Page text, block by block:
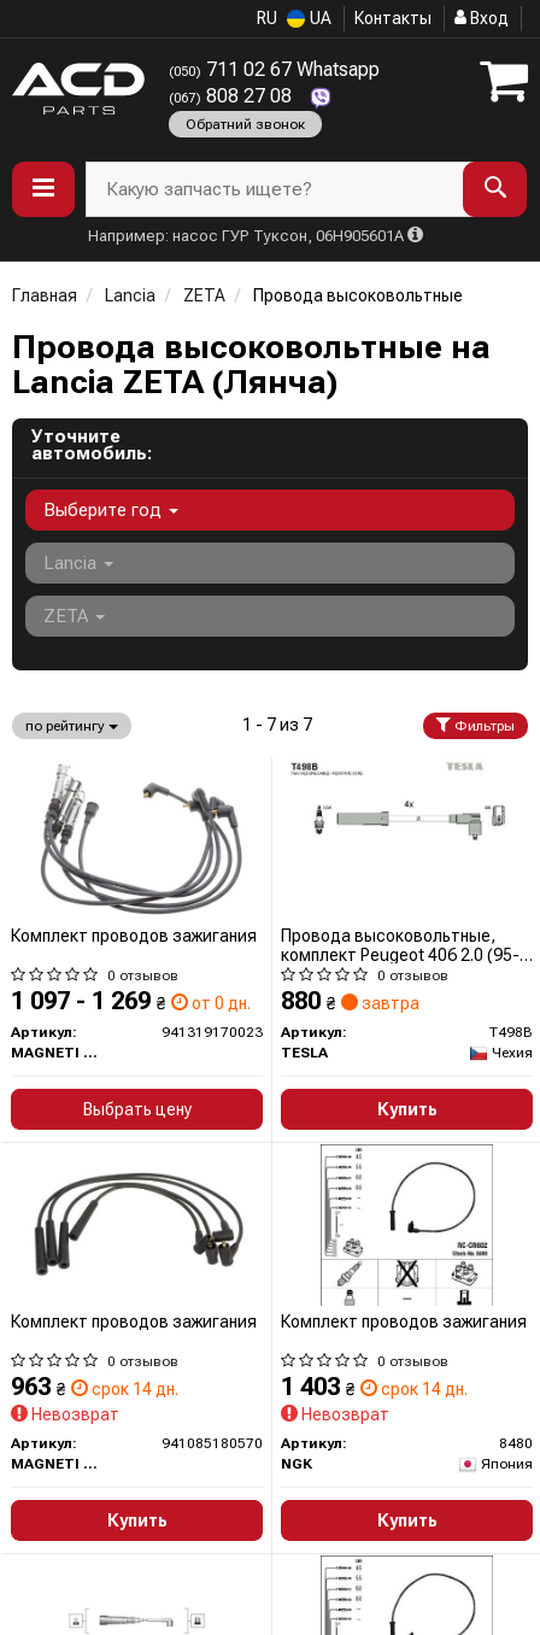
RU UA Контакты Вход
(050) 711 02 67 Whatsapp
(067) 808 27 08
Обратний звонок
Какую запчасть ищете?
Например: насос ГУР Туксон, 06H905601A
Главная Lancia ZETA Провода высоковольтные
Провода высоковольтные на
Lancia ZETA (Лянча)
Уточните
автомобиль:
Выберите год
Lancia
ZETA
по рейтингу 1 - 7 из 7 Фильтры
Комплект проводов зажигания
0 отзывов
1 097 - 1 269 ₴ от 0 дн.
Артикул:
941319170023
MAGNETI MARELLI
Выбрать цену
Провода высоковольтные,
комплект Peugeot 406 2.0 (95-
04),Peugeot 406 2.0 (96-04)
(T498B) TESLA BLATNA
0 отзывов
880 ₴ завтра
Артикул:
T498B
TESLA
Чехия
Купить
Комплект проводов зажигания
0 отзывов
963 ₴
срок 14 дн.
Невозврат
Артикул:
941085180570
MAGNETI MARELLI
Купить
Комплект проводов зажигания
0 отзывов
1 403 ₴
срок 14 дн.
Невозврат
Артикул:
8480
NGK
Япония
Купить